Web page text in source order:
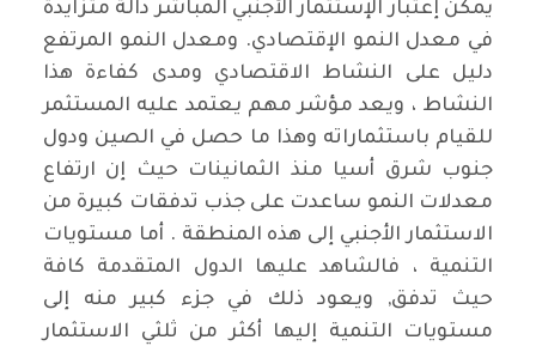
يمكن إعتبار الإستثمار الأجنبي المباشر دالة متزايدة
في معدل النمو الإقتصادي. ومعدل النمو المرتفع
دليل على النشاط الاقتصادي ومدى كفاءة هذا
النشاط ، ويعد مؤشر مهم يعتمد عليه المستثمر
للقيام باستثماراته وهذا ما حصل في الصين ودول
جنوب شرق أسيا منذ الثمانينات حيث إن ارتفاع
معدلات النمو ساعدت على جذب تدفقات كبيرة من
الاستثمار الأجنبي إلى هذه المنطقة . أما مستويات
التنمية ، فالشاهد عليها الدول المتقدمة كافة
حيث تدفق, ويعود ذلك في جزء كبير منه إلى
مستويات التنمية إليها أكثر من ثلثي الاستثمار